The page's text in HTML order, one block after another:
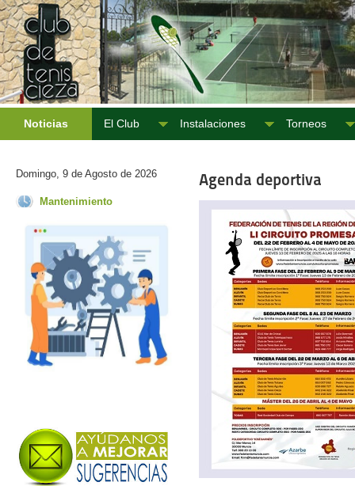
Noticias El Club Instalaciones Torneos
Domingo, 9 de Agosto de 2026
Mantenimiento
Agenda deportiva